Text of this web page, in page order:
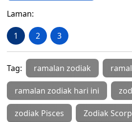
Laman:
1 2 3
Tag: ramalan zodiak
ramalan zodiak hari ini
zodiak Pisces Zodiak